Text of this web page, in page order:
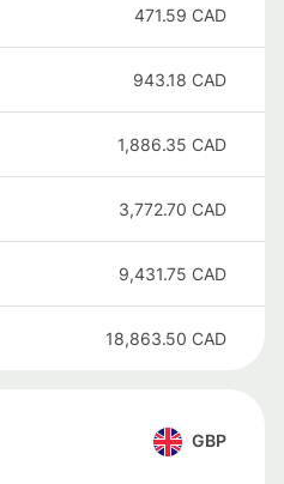
471.59 CAD
943.18 CAD
1,886.35 CAD
3,772.70 CAD
9,431.75 CAD
18,863.50 CAD
GBP